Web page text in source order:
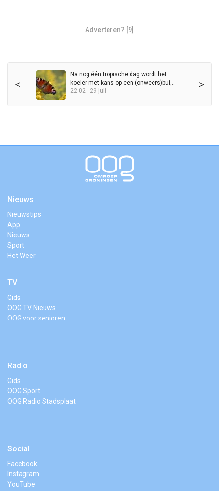
Adverteren? [9]
< >
Na nog één tropische dag wordt het
koeler met kans op een (onweers)bui,
maar zomer blijft in het zadel
22:02 - 29 juli
Nieuws
Nieuwstips
App
Nieuws
Sport
Het Weer
TV
Gids
OOG TV Nieuws
OOG voor senioren
Radio
Gids
OOG Sport
OOG Radio Stadsplaat
Social
Facebook
Instagram
YouTube